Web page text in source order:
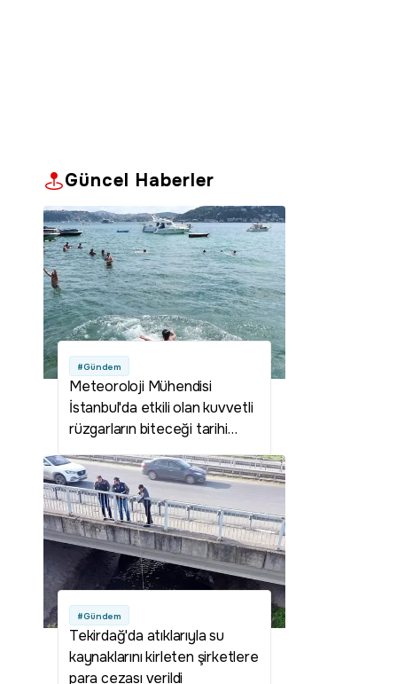
Güncel Haberler
#Gündem
Meteoroloji Mühendisi
İstanbul'da etkili olan kuvvetli
rüzgarların biteceği tarihi
artacak
#Gündem
Tekirdağ'da atıklarıyla su
kaynaklarını kirleten şirketlere
para cezası verildi